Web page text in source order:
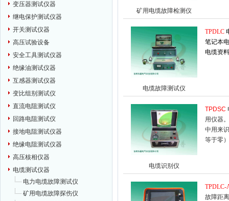
变压器测试仪器
继电保护测试仪器
开关测试仪器
高压试验设备
安全工具测试仪器
绝缘油测试仪器
互感器测试仪器
变比组别测试仪
直流电阻测试仪
回路电阻测试仪
接地电阻测试仪器
绝缘电阻测试仪器
高压核相仪器
电缆测试仪器
电力电缆故障测试仪
矿用电缆故障探伤仪
矿用电缆故障检测仪
电缆故障测试仪
TPDLC
笔记本
电缆资
电缆识别仪
TPDSC
用仪器
中用来
等于零
TPDLC-
故障距